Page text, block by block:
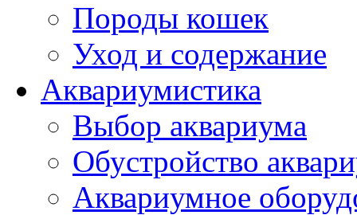
Породы кошек
Уход и содержание
Аквариумистика
Выбор аквариума
Обустройство
Аквариумное